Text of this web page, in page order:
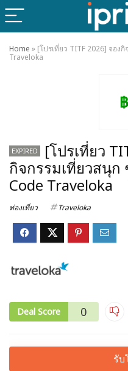
Home » [โปรเที่ยว TITF 2026] จอง
Traveloka
EXPIRED
[โปรเที่ยว
กิจกรรมเที่ยวสนุก
Code Traveloka
ท่องเที่ยว Traveloka
Deal Score 0
รับ